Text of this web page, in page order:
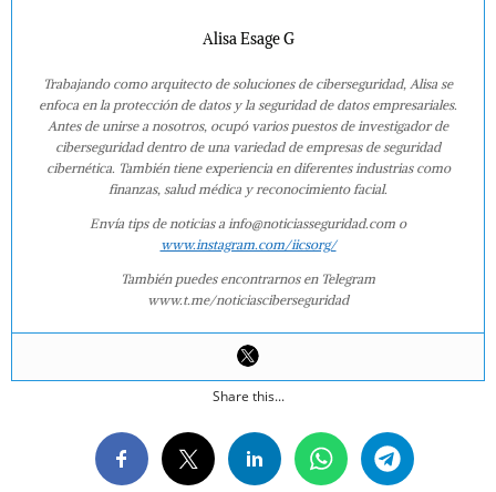
Alisa Esage G
Trabajando como arquitecto de soluciones de ciberseguridad, Alisa se
enfoca en la protección de datos y la seguridad de datos empresariales.
Antes de unirse a nosotros, ocupó varios puestos de investigador de
ciberseguridad dentro de una variedad de empresas de seguridad
cibernética. También tiene experiencia en diferentes industrias como
finanzas, salud médica y reconocimiento facial.
Envía tips de noticias a info@noticiasseguridad.com o
www.instagram.com/iicsorg/
También puedes encontrarnos en Telegram
www.t.me/noticiasciberseguridad
Share this...